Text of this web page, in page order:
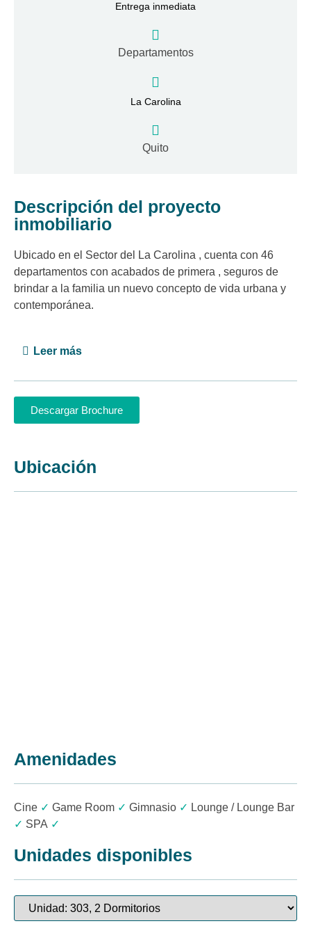
Entrega inmediata
Departamentos
La Carolina
Quito
Descripción del proyecto
inmobiliario
Ubicado en el Sector del La Carolina , cuenta con 46
departamentos con acabados de primera , seguros de
brindar a la familia un nuevo concepto de vida urbana y
contemporánea.
Leer más
Descargar Brochure
Ubicación
Amenidades
Cine ✓ Game Room ✓ Gimnasio ✓ Lounge / Lounge Bar
✓ SPA ✓
Unidades disponibles